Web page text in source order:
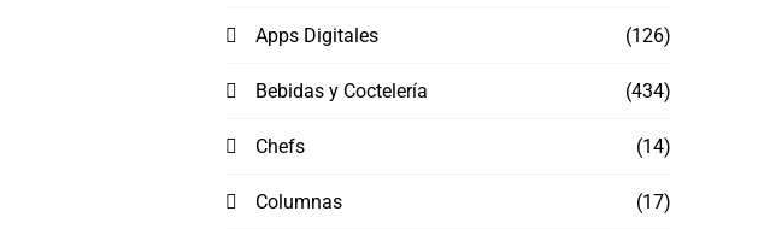
Apps Digitales (126)
Bebidas y Coctelería (434)
Chefs (14)
Columnas (17)